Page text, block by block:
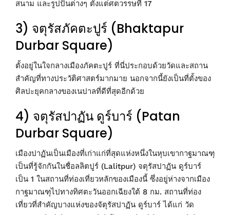
สนาม และรูปปั้นต่างๆ ตั้งแต่ศตวรรษที่ 17
3) จตุรัสภัคตะปูร์ (Bhaktapur
Durbar Square)
ตั้งอยู่ในใจกลางเมืองภัคตะปูร์ ที่นี่ประกอบด้วยวัดและสถาน
สำคัญที่ทางประวัติศาสตร์มากมาย นอกจากนี้ยังเป็นที่ตั้งของ
ศิลปะยุคกลางของเนปาลที่ดีที่สุดอีกด้วย
4) จตุรัสปาฏัน ดูร์บาร์ (Patan
Durbar Square)
เมืองปาฏันเป็นเมืองที่เก่าแก่ที่สุดแห่งหนึ่งในหุบเขากาฐมาณฑุ
เป็นที่รู้จักกันในชื่อลลิตปูร์ (Lalitpur) จตุรัสปาฏัน ดูร์บาร์
เป็น 1 ในสถานที่ท่องเที่ยวหลักของเมืองนี้ ซึ่งอยู่ห่างจากเมือง
กาฐมาณฑุไปทางทิศตะวันออกเฉียงใต้ 8 กม. สถานที่ท่อง
เที่ยวที่สำคัญบางแห่งของจัตุรัสปาฏัน ดูร์บาร์ ได้แก่ วัด